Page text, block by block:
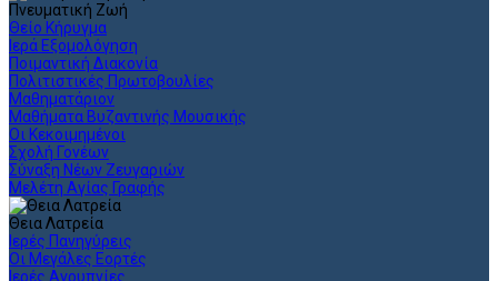
Πνευματική Ζωή
Θείο Κήρυγμα
Ιερά Εξομολόγηση
Ποιμαντική Διακονία
Πολιτιστικές Πρωτοβουλίες
Μαθηματάριον
Μαθήματα Βυζαντινής Μουσικής
Οι Κεκοιμημένοι
Σχολή Γονέων
Σύναξη Νέων Ζευγαριών
Μελέτη Αγίας Γραφής
Θεια Λατρεία
Ιερές Πανηγύρεις
Οι Μεγάλες Εορτές
Ιερές Αγρυπνίες